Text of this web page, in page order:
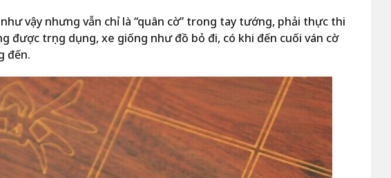
vậy nhưng vẫn chỉ là “quân cờ” trong tay tướng, phải thực thi
được trọng dụng, xe giống như đồ bỏ đi, có khi đến cuối ván cờ
đến.